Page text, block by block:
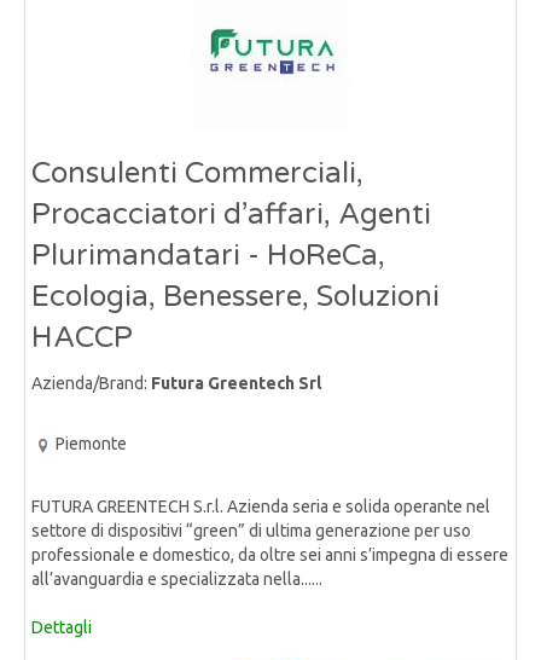
Consulenti Commerciali,
Procacciatori d’affari, Agenti
Plurimandatari - HoReCa,
Ecologia, Benessere, Soluzioni
HACCP
Azienda/Brand: Futura Greentech Srl
Piemonte
FUTURA GREENTECH S.r.l. Azienda seria e solida operante nel
settore di dispositivi “green” di ultima generazione per uso
professionale e domestico, da oltre sei anni s’impegna di essere
all’avanguardia e specializzata nella......
Dettagli